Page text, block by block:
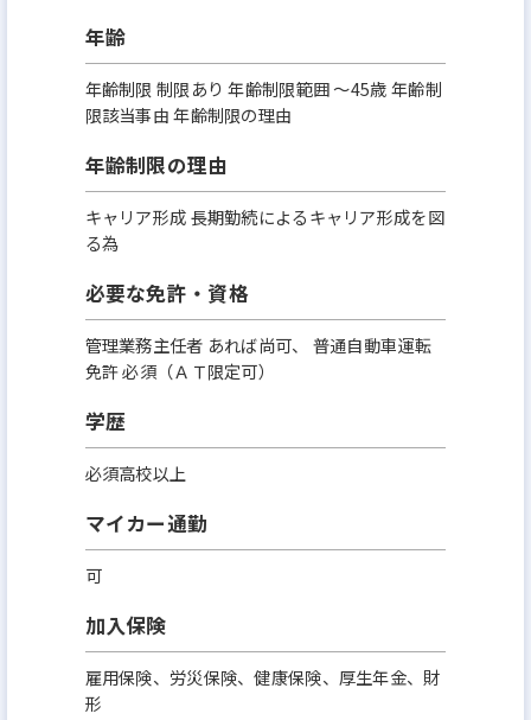
年齢
年齢制限 制限あり 年齢制限範囲 〜45歳 年齢制
限該当事由 年齢制限の理由
年齢制限の理由
キャリア形成 長期勤続によるキャリア形成を図
る為
必要な免許・資格
管理業務主任者 あれば尚可、 普通自動車運転
免許 必須（ＡＴ限定可）
学歴
必須高校以上
マイカー通勤
可
加入保険
雇用保険、労災保険、健康保険、厚生年金、財
形